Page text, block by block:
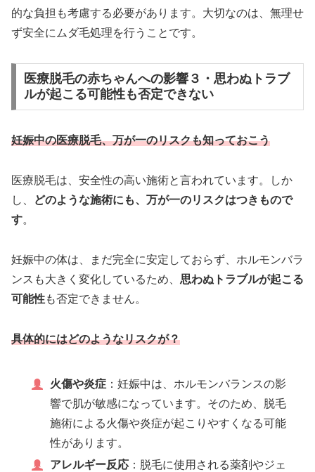
的な負担も考慮する必要があります。大切なのは、無理せ
ず安全にムダ毛処理を行うことです。
医療脱毛の赤ちゃんへの影響３・思わぬトラブ
ルが起こる可能性も否定できない
妊娠中の医療脱毛、万が一のリスクも知っておこう
医療脱毛は、安全性の高い施術と言われています。しか
し、
どのような施術にも、万が一のリスクはつきもので
す。
妊娠中の体は、まだ完全に安定しておらず、ホルモンバラ
ンスも大きく変化しているため、 思わぬトラブルが起こる
可能性も否定できません。
具体的にはどのようなリスクが？
火傷や炎症：妊娠中は、ホルモンバランスの影
響で肌が敏感になっています。そのため、脱毛
施術による火傷や炎症が起こりやすくなる可能
性があります。
アレルギー反応：脱毛に使用される薬剤やジェ